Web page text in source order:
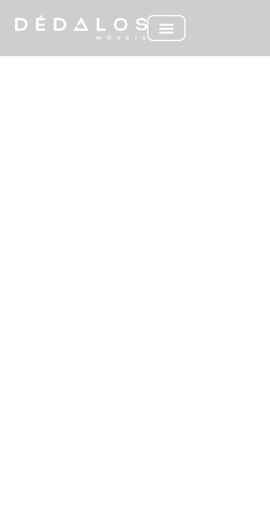
ML CRUX PEÇAS
INDIVIDUAIS